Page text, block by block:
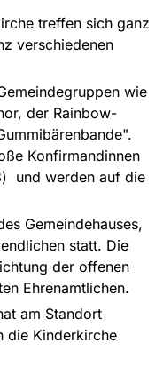
treffen sich ganz
verschiedenen
wie
der Rainbow-
Konfirmandinnen
und werden auf die
Gemeindehauses,
statt. Die
der offenen
Ehrenamtlichen.
am Standort
die Kinderkirche